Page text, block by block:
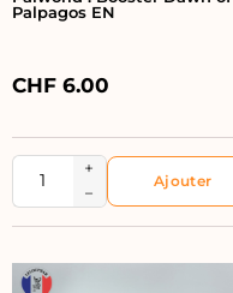
Palpagos EN
CHF 6.00
+
−